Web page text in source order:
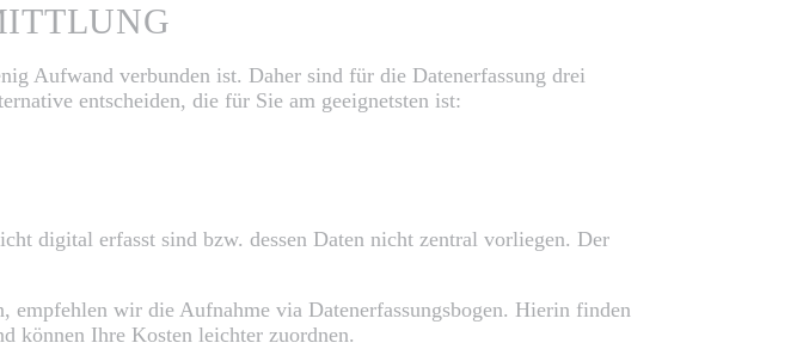
Aufwand verbunden ist. Daher sind für die Datenerfassung drei
entscheiden, die für Sie am geeignetsten ist:
digital erfasst sind bzw. dessen Daten nicht zentral vorliegen. Der
wir die Aufnahme via Datenerfassungsbogen. Hierin finden
können Ihre Kosten leichter zuordnen.